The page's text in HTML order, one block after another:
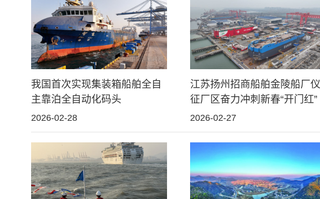
我国首次实现集装箱船舶全自
主靠泊全自动化码头
2026-02-28
江苏扬州招商船舶金陵船厂仪
征厂区奋力冲刺新春“开门红”
2026-02-27